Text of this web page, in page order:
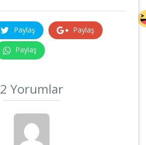
Paylaş Paylaş
Paylaş
2 Yorumlar